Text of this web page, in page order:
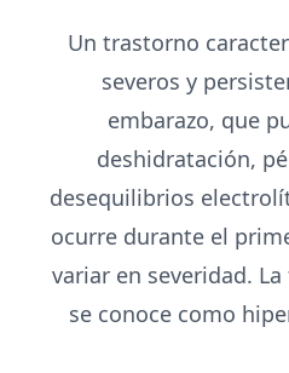
Un trastorno
severos y
embarazo, que
deshidratación,
desequilibrios
ocurre durante el
variar en severidad.
se conoce como